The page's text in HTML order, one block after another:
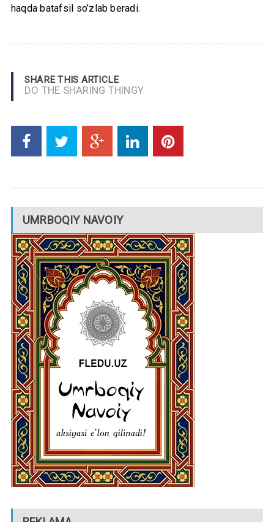
haqda batafsil so’zlab beradi.
SHARE THIS ARTICLE
DO THE SHARING THINGY
UMRBOQIY NAVOIY